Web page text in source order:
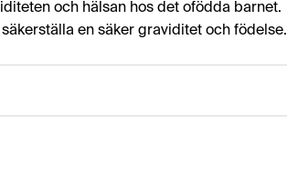
och hälsan hos det ofödda barnet.
en säker graviditet och födelse.